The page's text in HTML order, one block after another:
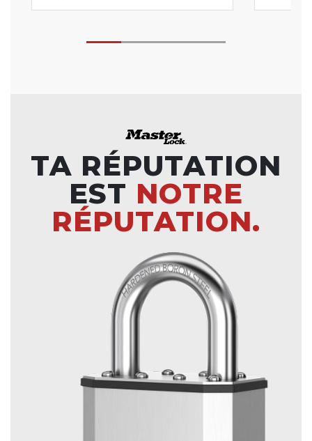
TA RÉPUTATION
EST NOTRE
RÉPUTATION.